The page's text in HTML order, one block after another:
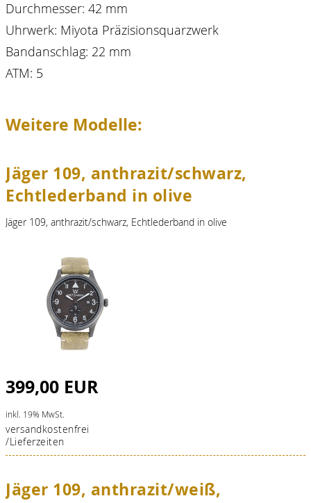
Durchmesser: 42 mm
Uhrwerk: Miyota Präzisionsquarzwerk
Bandanschlag: 22 mm
ATM: 5
Weitere Modelle:
Jäger 109, anthrazit/schwarz,
Echtlederband in olive
Jäger 109, anthrazit/schwarz, Echtlederband in olive
399,00 EUR
inkl. 19% MwSt.
versandkostenfrei
/Lieferzeiten
Jäger 109, anthrazit/weiß,